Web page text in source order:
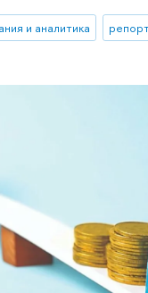
и аналитика